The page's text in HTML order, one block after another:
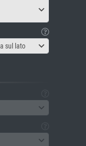
sul lato